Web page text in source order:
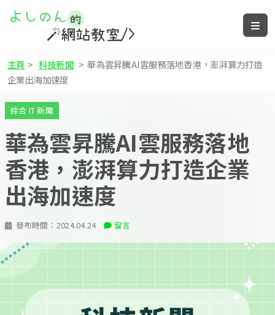
主頁 > 科技新聞 > 華為雲昇騰AI雲服務落地香港，澎湃算力打造
企業出海加速度
發布時間： 2024.04.24 留言
綜合 IT 新聞
華為雲昇騰AI雲服務落地
香港，澎湃算力打造企業
出海加速度